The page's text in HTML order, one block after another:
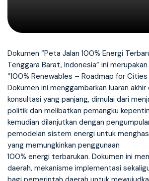
Dokumen “Peta Jalan 100% Energi
Tenggara Barat, Indonesia” ini
“100% Renewables – Roadmap for Cities
Dokumen ini menggambarkan luaran
konsultasi yang panjang, dimulai dari
politik dan melibatkan pemangku
kemudian dilanjutkan dengan
pemodelan sistem energi untuk
yang memungkinkan penggunaan
100% energi terbarukan. Dokumen ini
daerah, mekanisme implementasi